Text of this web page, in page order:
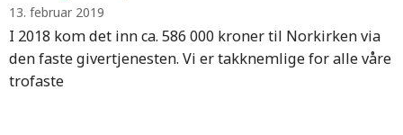
13. februar 2019
I 2018 kom det inn ca. 586 000 kroner til Norkirken via
den faste givertjenesten. Vi er takknemlige for alle våre
trofaste